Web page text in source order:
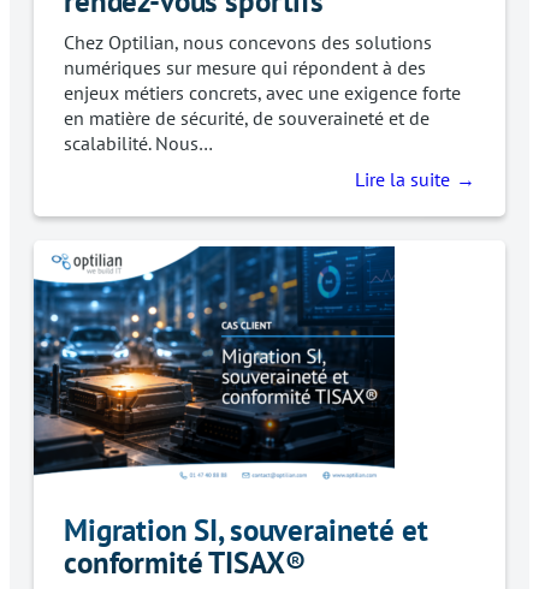
Chez Optilian, nous concevons des solutions
numériques sur mesure qui répondent à des
enjeux métiers concrets, avec une exigence forte
en matière de sécurité, de souveraineté et de
scalabilité. Nous…
Lire la suite
Migration SI, souveraineté et
conformité TISAX®